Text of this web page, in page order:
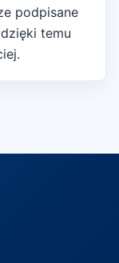
podpisane
temu